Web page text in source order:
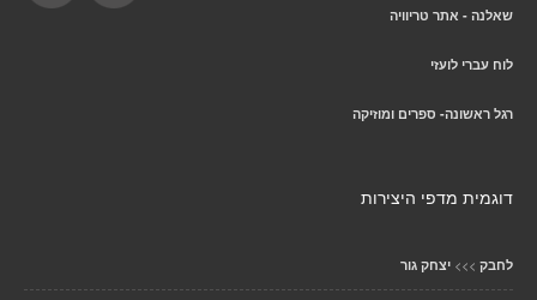
שאלנה - אתר טריוויה
לוח עברי לועזי
רגל ראשונה- ספרים ומוזיקה
דוגמית מדפי היצירות
לחבק >>> יצחק גור